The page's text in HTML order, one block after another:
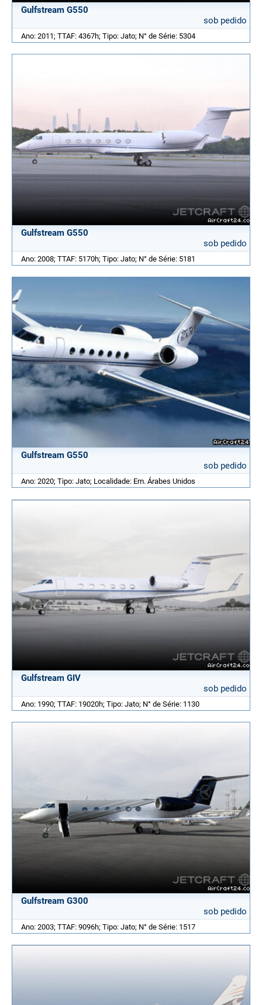
Gulfstream G550
sob pedido
Ano: 2011; TTAF: 4367h; Tipo: Jato; N° de Série: 5304
Gulfstream G550
sob pedido
Ano: 2008; TTAF: 5170h; Tipo: Jato; N° de Série: 5181
Gulfstream G550
sob pedido
Ano: 2020; Tipo: Jato; Localidade: Em. Árabes Unidos
Gulfstream GIV
sob pedido
Ano: 1990; TTAF: 19020h; Tipo: Jato; N° de Série: 1130
Gulfstream G300
sob pedido
Ano: 2003; TTAF: 9096h; Tipo: Jato; N° de Série: 1517